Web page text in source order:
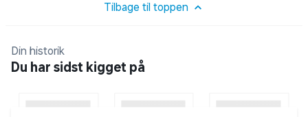
Tilbage til toppen
Din historik
Du har sidst kigget på